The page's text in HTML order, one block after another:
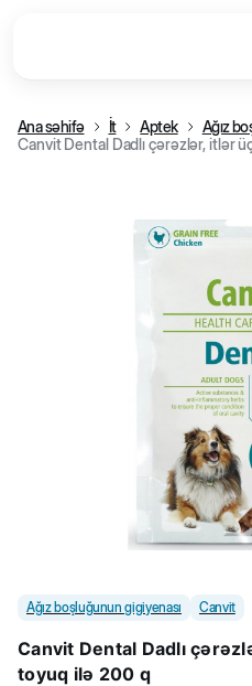
Ana səhifə İt Aptek
Ağız
Ağız boşluğunun gigiyenası Canvit
Canvit Dental Dadlı
toyuq ilə 200 q